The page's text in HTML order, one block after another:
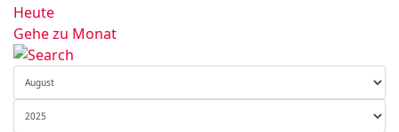
Heute
Gehe zu Monat